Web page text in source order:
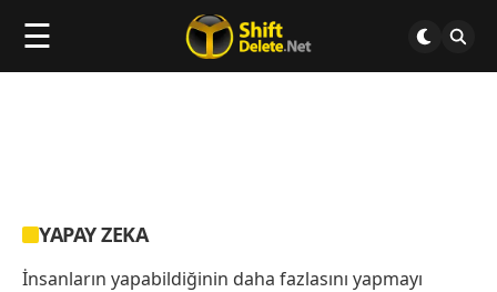
☰
YAPAY ZEKA
İnsanların yapabildiğinin daha fazlasını yapmayı